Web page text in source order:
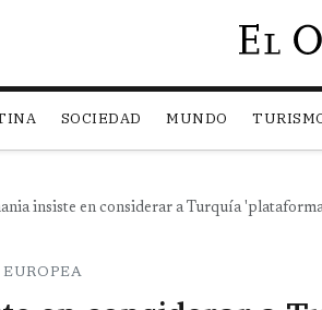
SOCIEDAD MUNDO
insiste en considerar a Turquía